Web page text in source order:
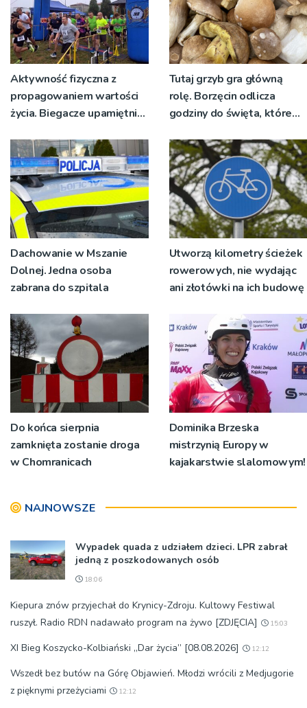
Aktywność fizyczna z
propagowaniem wartości
życia. Biegacze upamiętnili
Tutaj grzyb gra główną
rolę. Borzęcin odlicza
godziny do święta, które
pokoleń
Dachowanie w Mszanie
Dolnej. Jedna osoba
zabrana do szpitala
Utworzą kilometry ścieżek
rowerowych, nie wydając
ani złotówki na ich budowę
Do końca sierpnia
zamknięta zostanie droga
w Chomranicach
Dominika Brzeska
mistrzynią Europy w
kajakarstwie slalomowym!
NAJNOWSZE
Wypadek quada z udziałem dzieci. LPR zabrał
jedną z poszkodowanych osób
18:06
Kiepura znów przyjechał do Krynicy-Zdroju. Kultowy Festiwal
ruszył. Radio RDN nadawało program na żywo [ZDJĘCIA]
15:03
XI Bieg Koszycko-Kolbiański „Dar życia” [08.08.2026] 12:12
Wszedł bez butów na Górę Objawień. Młodzi wrócili z Medjugorie
z pięknymi przeżyciami
12:12